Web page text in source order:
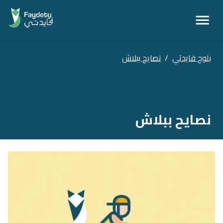
بلوج فايدتي / نصايح ببلاش
نصايح ببلاش